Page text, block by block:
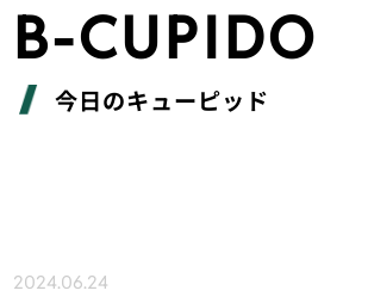
B-CUPIDO
今日のキューピッド
2024.06.24